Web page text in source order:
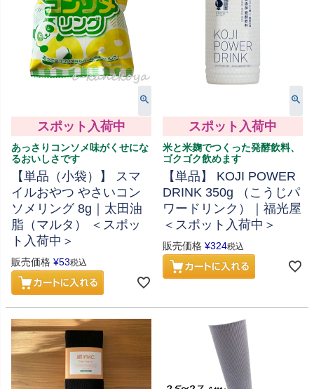
スポット入荷中
あっさりコンソメ味がくせにな
るおいしさです
【単品（小袋）】 スマ
イルおやつ やさいコン
ソメリング 8g｜太田油
脂（マルタ） ＜スポッ
ト入荷中＞
販売価格 ¥53税込
スポット入荷中
米と米麹でつくった発酵飲料、
ゴクゴク飲めます
【単品】 KOJI POWER
DRINK 350g （こうじパ
ワードリンク）｜福光屋
＜スポット入荷中＞
販売価格 ¥324税込